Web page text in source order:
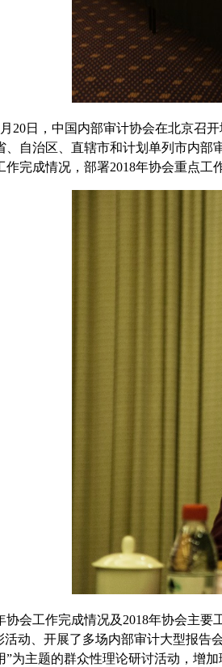
20日，中国内部审计协会在北京召
、自治区、直辖市和计划单列市内
作完成情况，部署2018年协会重点
协会工作完成情况及2018年协会主
活动、开展了多场内部审计大型报
为主题的群众性理论研讨活动，增